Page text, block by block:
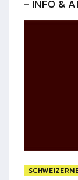
- INFO &